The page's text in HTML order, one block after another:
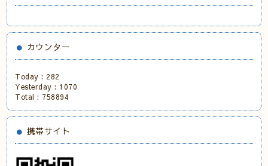
カウンター
Today : 282
Yesterday : 1070
Total : 758894
携帯サイト